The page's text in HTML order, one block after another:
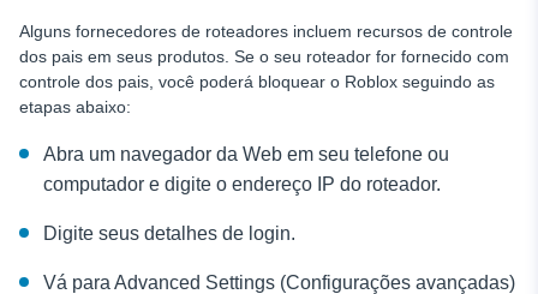
Alguns fornecedores de roteadores incluem recursos de controle
dos pais em seus produtos. Se o seu roteador for fornecido com
controle dos pais, você poderá bloquear o Roblox seguindo as
etapas abaixo:
Abra um navegador da Web em seu telefone ou
computador e digite o endereço IP do roteador.
Digite seus detalhes de login.
Vá para Advanced Settings (Configurações avançadas)